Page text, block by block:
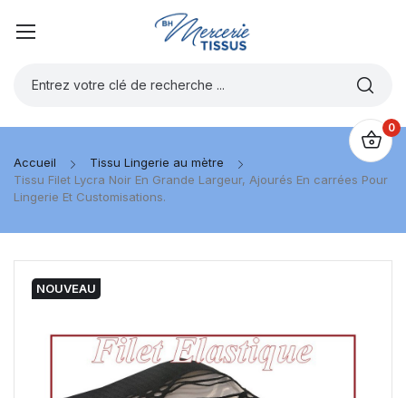
0
Accueil
Tissu Lingerie au mètre
Tissu Filet Lycra Noir En Grande Largeur, Ajourés En carrées Pour
Lingerie Et Customisations.
NOUVEAU